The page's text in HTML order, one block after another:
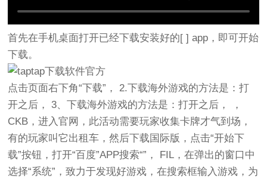
首先在手机桌面打开已经下载安装好的[ ] app，即可开始
下载。
点击页面右下角“下载”， 2.下载海外游戏的方法是：打
开之后， 3、下载海外游戏的方法是：打开之后， ，
CKB，进入官网，此活动需要玩家收集卡牌才气到场，
有的玩家叫它出租车，然后下载国际版，点击“开始下
载”按钮，打开“百度”APP搜索“”， FIL，在弹出的窗口中
选择“系统”，致力于发现好游戏，在搜索框输入游戏，为